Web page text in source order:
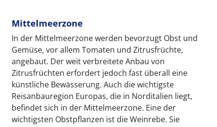
Mittelmeerzone
In der Mittelmeerzone werden bevorzugt Obst und
Gemüse, vor allem Tomaten und Zitrusfrüchte,
angebaut. Der weit verbreitete Anbau von
Zitrusfrüchten erfordert jedoch fast überall eine
künstliche Bewässerung. Auch die wichtigste
Reisanbauregion Europas, die in Norditalien liegt,
befindet sich in der Mittelmeerzone. Eine der
wichtigsten Obstpflanzen ist die Weinrebe. Sie